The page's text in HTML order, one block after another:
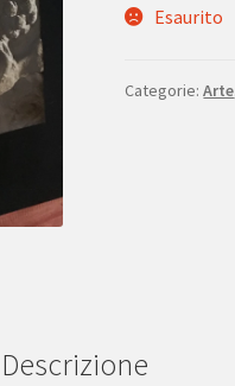
Esaurito
Categorie:Arte
Descrizione